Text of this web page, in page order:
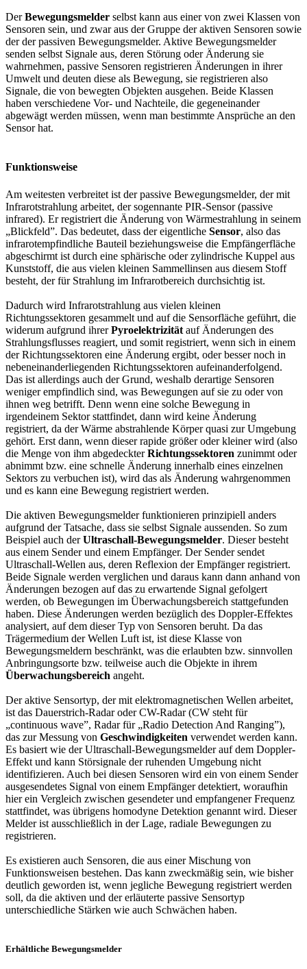
DerBewegungsmelder selbst kann aus einer von zwei Klassen von
Sensoren sein, und zwar aus der Gruppe der aktiven Sensoren sowie
der der passiven Bewegungsmelder. Aktive Bewegungsmelder
senden selbst Signale aus, deren Störung oder Änderung sie
wahrnehmen, passive Sensoren registrieren Änderungen in ihrer
Umwelt und deuten diese als Bewegung, sie registrieren also
Signale, die von bewegten Objekten ausgehen. Beide Klassen
haben verschiedene Vor- und Nachteile, die gegeneinander
abgewägt werden müssen, wenn man bestimmte Ansprüche an den
Sensor hat.
Funktionsweise
Am weitesten verbreitet ist der passive Bewegungsmelder, der mit
Infrarotstrahlung arbeitet, der sogennante PIR-Sensor (passive
infrared). Er registriert die Änderung von Wärmestrahlung in seinem
„Blickfeld”. Das bedeutet, dass der eigentliche Sensor, also das
infrarotempfindliche Bauteil beziehungsweise die Empfängerfläche
abgeschirmt ist durch eine sphärische oder zylindrische Kuppel aus
Kunststoff, die aus vielen kleinen Sammellinsen aus diesem Stoff
besteht, der für Strahlung im Infrarotbereich durchsichtig ist.
Dadurch wird Infrarotstrahlung aus vielen kleinen
Richtungssektoren gesammelt und auf die Sensorfläche geführt, die
widerum aufgrund ihrerPyroelektrizität auf Änderungen des
Strahlungsflusses reagiert, und somit registriert, wenn sich in einem
der Richtungssektoren eine Änderung ergibt, oder besser noch in
nebeneinanderliegenden Richtungssektoren aufeinanderfolgend.
Das ist allerdings auch der Grund, weshalb derartige Sensoren
weniger empfindlich sind, was Bewegungen auf sie zu oder von
ihnen weg betrifft. Denn wenn eine solche Bewegung in
irgendeinem Sektor stattfindet, dann wird keine Änderung
registriert, da der Wärme abstrahlende Körper quasi zur Umgebung
gehört. Erst dann, wenn dieser rapide größer oder kleiner wird (also
die Menge von ihm abgedeckterRichtungssektoren zunimmt oder
abnimmt bzw. eine schnelle Änderung innerhalb eines einzelnen
Sektors zu verbuchen ist), wird das als Änderung wahrgenommen
und es kann eine Bewegung registriert werden.
Die aktiven Bewegungsmelder funktionieren prinzipiell anders
aufgrund der Tatsache, dass sie selbst Signale aussenden. So zum
Beispiel auch derUltraschall-Bewegungsmelder. Dieser besteht
aus einem Sender und einem Empfänger. Der Sender sendet
Ultraschall-Wellen aus, deren Reflexion der Empfänger registriert.
Beide Signale werden verglichen und daraus kann dann anhand von
Änderungen bezogen auf das zu erwartende Signal gefolgert
werden, ob Bewegungen im Überwachungsbereich stattgefunden
haben. Diese Änderungen werden bezüglich des Doppler-Effektes
analysiert, auf dem dieser Typ von Sensoren beruht. Da das
Trägermedium der Wellen Luft ist, ist diese Klasse von
Bewegungsmeldern beschränkt, was die erlaubten bzw. sinnvollen
Anbringungsorte bzw. teilweise auch die Objekte in ihrem
Überwachungsbereich angeht.
Der aktive Sensortyp, der mit elektromagnetischen Wellen arbeitet,
ist das Dauerstrich-Radar oder CW-Radar (CW steht für
„continuous wave”, Radar für „Radio Detection And Ranging”),
das zur Messung von Geschwindigkeiten verwendet werden kann.
Es basiert wie der Ultraschall-Bewegungsmelder auf dem Doppler-
Effekt und kann Störsignale der ruhenden Umgebung nicht
identifizieren. Auch bei diesen Sensoren wird ein von einem Sender
ausgesendetes Signal von einem Empfänger detektiert, woraufhin
hier ein Vergleich zwischen gesendeter und empfangener Frequenz
stattfindet, was übrigens homodyne Detektion genannt wird. Dieser
Melder ist ausschließlich in der Lage, radiale Bewegungen zu
registrieren.
Es existieren auch Sensoren, die aus einer Mischung von
Funktionsweisen bestehen. Das kann zweckmäßig sein, wie bisher
deutlich geworden ist, wenn jegliche Bewegung registriert werden
soll, da die aktiven und der erläuterte passive Sensortyp
unterschiedliche Stärken wie auch Schwächen haben.
Erhältliche Bewegungsmelder